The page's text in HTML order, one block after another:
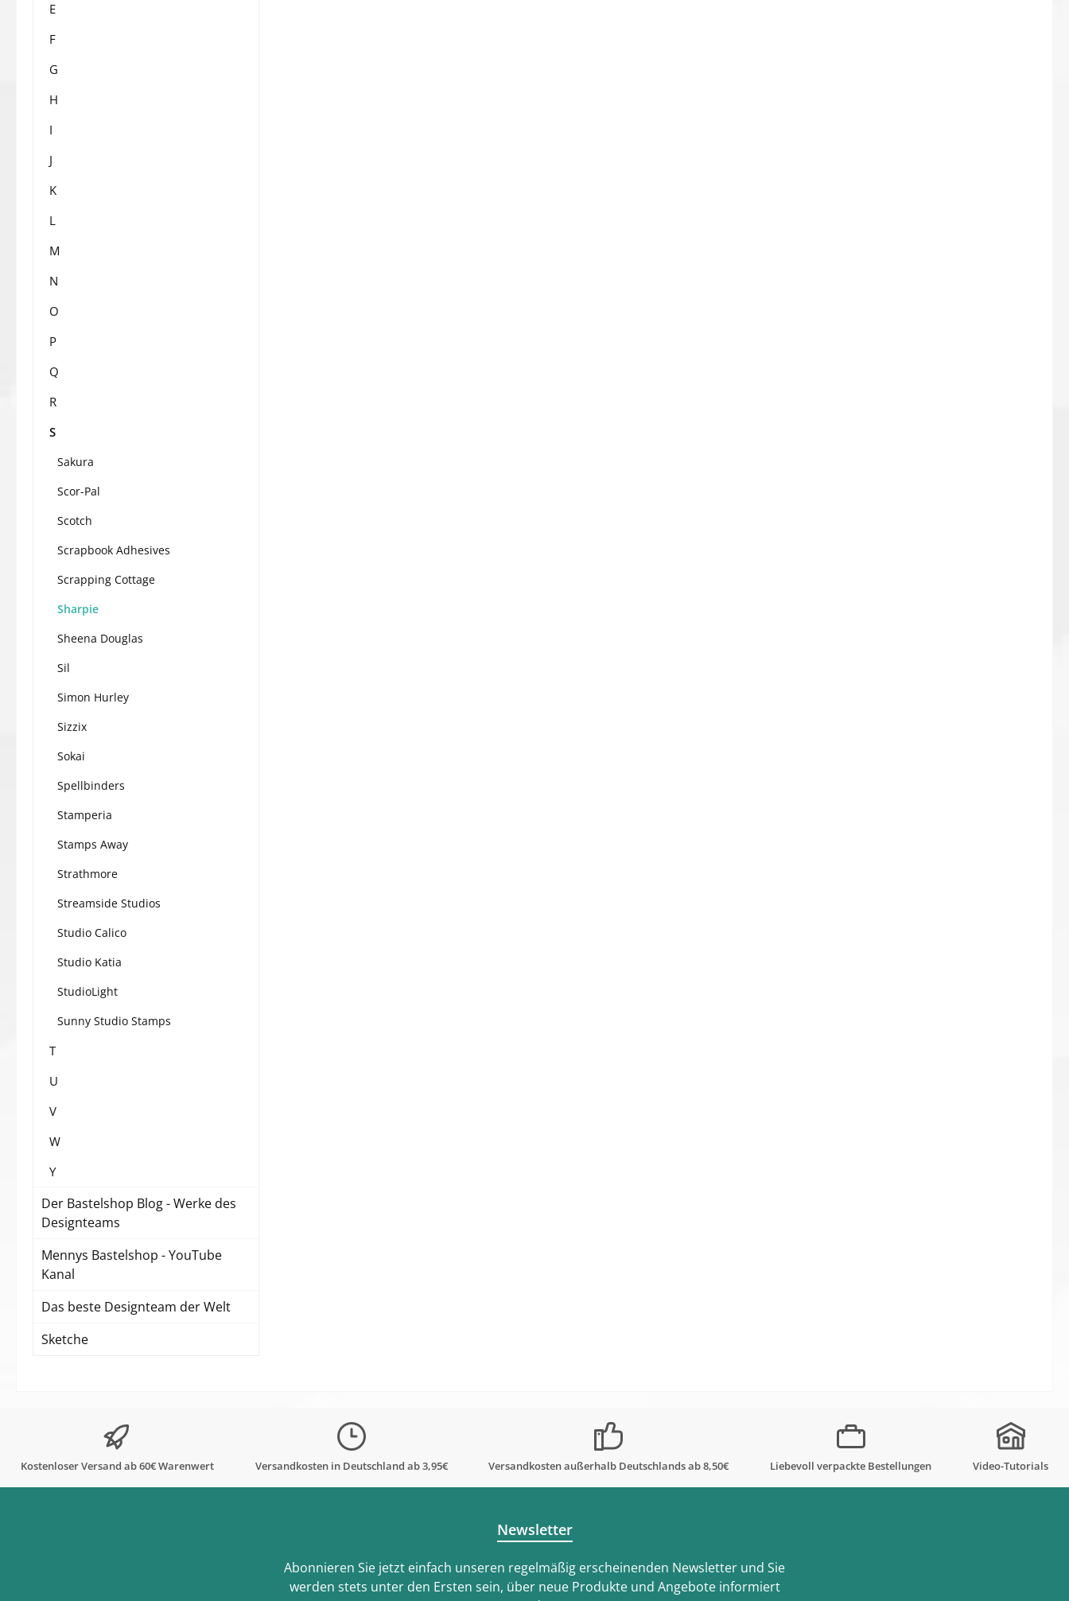
E
F
G
H
I
J
K
L
M
N
O
P
Q
R
S
Sakura
Scor-Pal
Scotch
Scrapbook Adhesives
Scrapping Cottage
Sharpie
Sheena Douglas
Sil
Simon Hurley
Sizzix
Sokai
Spellbinders
Stamperia
Stamps Away
Strathmore
Streamside Studios
Studio Calico
Studio Katia
StudioLight
Sunny Studio Stamps
T
U
V
W
Y
Der Bastelshop Blog - Werke des
Designteams
Mennys Bastelshop - YouTube
Kanal
Das beste Designteam der Welt
Sketche
Kostenloser Versand ab 60€ Warenwert Versandkosten in Deutschland ab 3,95€ Versandkosten außerhalb Deutschlands ab 8,50€ Liebevoll verpackte Bestellungen Video-Tutorials
Newsletter
Abonnieren Sie jetzt einfach unseren regelmäßig erscheinenden Newsletter und Sie
werden stets unter den Ersten sein, über neue Produkte und Angebote informiert